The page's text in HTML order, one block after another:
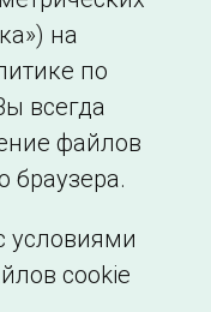
на
по
всегда
файлов
браузера.
условиями
cookie